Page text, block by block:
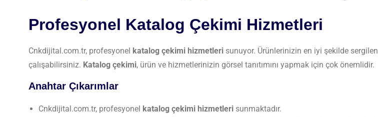
Profesyonel Katalog Çekimi Hizmetleri
Cnkdijital.com.tr, profesyonel katalog çekimi hizmetleri sunuyor. Ürünlerinizin en iyi şekilde
çalışabilirsiniz. Katalog çekimi, ürün ve hizmetlerinizin görsel tanıtımını yapmak için çok önemlidir.
Anahtar Çıkarımlar
Cnkdijital.com.tr, profesyonel katalog çekimi hizmetleri sunmaktadır.